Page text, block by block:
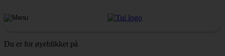
Du er for øyeblikket på